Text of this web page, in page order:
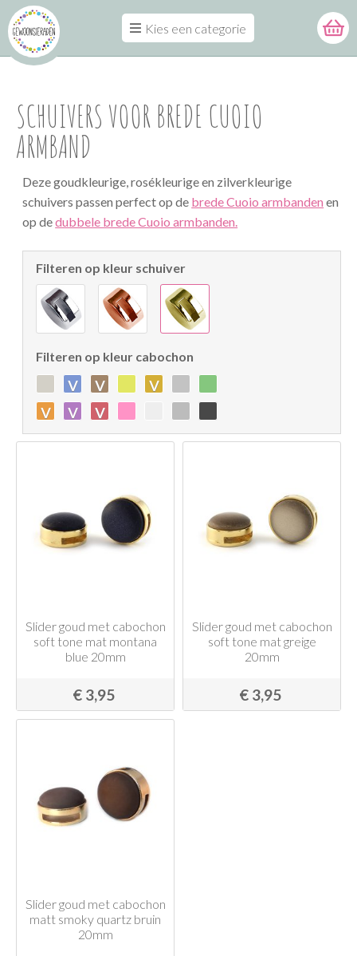
Kies een categorie
SCHUIVERS VOOR BREDE CUOIO
ARMBAND
Deze goudkleurige, rosékleurige en zilverkleurige
schuivers passen perfect op de brede Cuoio armbanden en
op dedubbele brede Cuoio armbanden.
Filteren op kleur schuiver
Filteren op kleur cabochon
v v
v
v
v v
Slider goud met cabochon
soft tone mat montana
blue 20mm
€ 3,95
Slider goud met cabochon
soft tone mat greige
20mm
€ 3,95
Slider goud met cabochon
matt smoky quartz bruin
20mm